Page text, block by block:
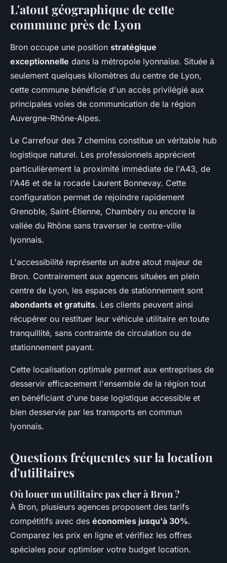
L'atout géographique de cette
commune près de Lyon
Bron occupe une position stratégique
exceptionnelle dans la métropole lyonnaise. Située à
seulement quelques kilomètres du centre de Lyon,
cette commune bénéficie d'un accès privilégié aux
principales voies de communication de la région
Auvergne-Rhône-Alpes.
Le Carrefour des 7 chemins constitue un véritable hub
logistique naturel. Les professionnels apprécient
particulièrement la proximité immédiate de l'A43, de
l'A46 et de la rocade Laurent Bonnevay. Cette
configuration permet de rejoindre rapidement
Grenoble, Saint-Étienne, Chambéry ou encore la
vallée du Rhône sans traverser le centre-ville
lyonnais.
L'accessibilité représente un autre atout majeur de
Bron. Contrairement aux agences situées en plein
centre de Lyon, les espaces de stationnement sont
abondants et gratuits. Les clients peuvent ainsi
récupérer ou restituer leur véhicule utilitaire en toute
tranquillité, sans contrainte de circulation ou de
stationnement payant.
Cette localisation optimale permet aux entreprises de
desservir efficacement l'ensemble de la région tout
en bénéficiant d'une base logistique accessible et
bien desservie par les transports en commun
lyonnais.
Questions fréquentes sur la location
d'utilitaires
Où louer un utilitaire pas cher à Bron ?
À Bron, plusieurs agences proposent des tarifs
compétitifs avec des économies jusqu'à 30%.
Comparez les prix en ligne et vérifiez les offres
spéciales pour optimiser votre budget location.